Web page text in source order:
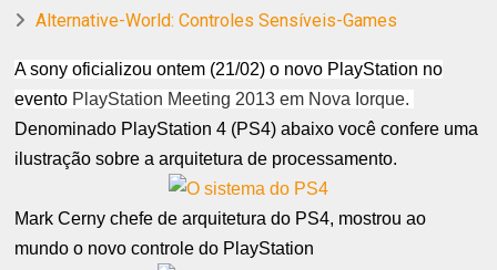
Alternative-World: Controles Sensíveis-Games
A sony oficializou ontem (21/02) o novo PlayStation no
evento PlayStation Meeting 2013 em Nova Iorque.
Denominado PlayStation 4 (PS4) abaixo você confere uma
ilustração sobre a arquitetura de processamento.
Mark Cerny chefe de arquitetura do PS4, mostrou ao
mundo o novo controle do PlayStation